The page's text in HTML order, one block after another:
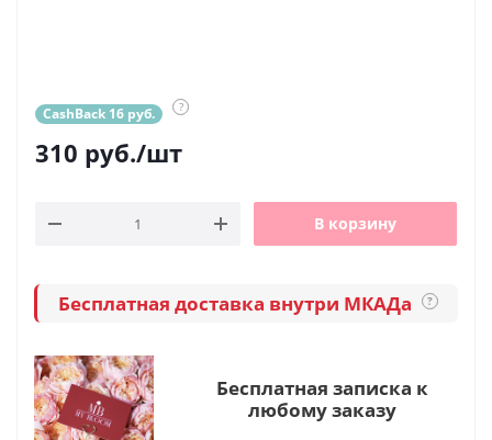
CashBack 16 руб. ?
310 руб./шт
В корзину
Бесплатная доставка внутри МКАДа ?
Бесплатная записка к
любому заказу